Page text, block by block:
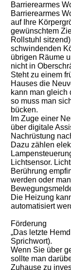
Barrierearmes
Barrierearmes
auf Ihre
gewünschtem
Rollstuhl
schwindenden
übrigen Räume
nicht in
Steht zu einem
Hauses die
kann man gleich
so muss man
bücken.
Im Zuge einer
über digitale
Nachrüstung
Dazu zählen
Lichtsensor.
Berührung
werden oder
Die Heizung
automatisiert
Förderung
„Das letzte
Sprichwort).
Wenn Sie über
sollte man
Zuhause zu